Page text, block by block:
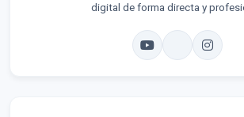
digital de forma directa y